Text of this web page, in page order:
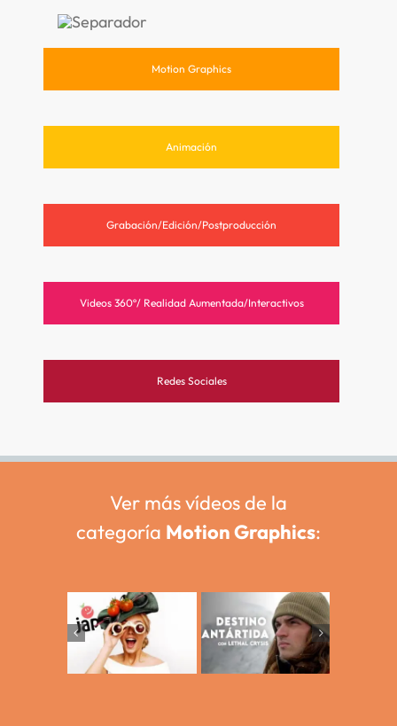
Motion Graphics
Animación
Grabación/Edición/Postproducción
Videos 360º/ Realidad Aumentada/Interactivos
Redes Sociales
Ver más vídeos de la
categoría Motion Graphics: